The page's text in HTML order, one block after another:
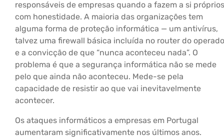
responsáveis de empresas quando a fazem a si próprios
com honestidade. A maioria das organizações tem
alguma forma de proteção informática — um antivírus,
talvez uma firewall básica incluída no router do
e a convicção de que “nunca aconteceu nada”. O
problema é que a segurança informática não se mede
pelo que ainda não aconteceu. Mede-se pela
capacidade de resistir ao que vai inevitavelmente
acontecer.
Os ataques informáticos a empresas em Portugal
aumentaram significativamente nos últimos anos.